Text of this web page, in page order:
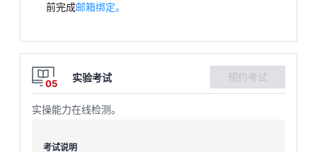
前完成邮箱绑定。
05 实验考试 预约考试
实操能力在线检测。
考试说明